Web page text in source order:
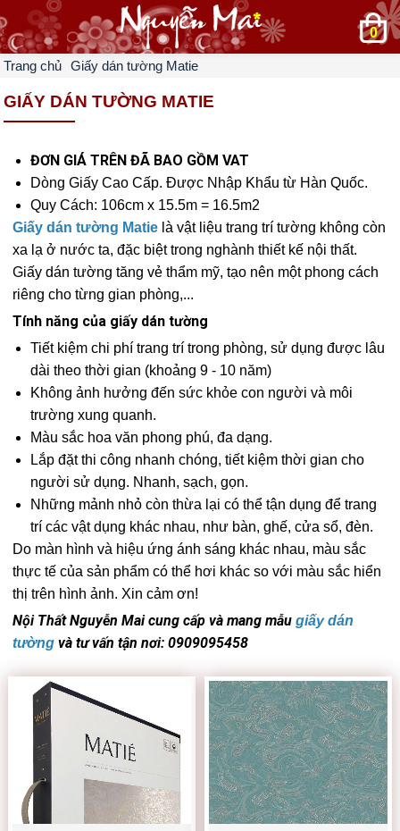
0
Trang chủ Giấy dán tường Matie
GIẤY DÁN TƯỜNG MATIE
ĐƠN GIÁ TRÊN ĐÃ BAO GỒM VAT
Dòng Giấy Cao Cấp. Được Nhập Khẩu từ Hàn Quốc.
Quy Cách: 106cm x 15.5m = 16.5m2
Giấy dán tường Matie là vật liệu trang trí tường không còn
xa lạ ở nước ta, đặc biệt trong nghành thiết kế nội thất.
Giấy dán tường tăng vẻ thẩm mỹ, tạo nên một phong cách
riêng cho từng gian phòng,...
Tính năng của giấy dán tường
Tiết kiệm chi phí trang trí trong phòng, sử dụng được lâu
dài theo thời gian (khoảng 9 - 10 năm)
Không ảnh hưởng đến sức khỏe con người và môi
trường xung quanh.
Màu sắc hoa văn phong phú, đa dạng.
Lắp đặt thi công nhanh chóng, tiết kiệm thời gian cho
người sử dụng. Nhanh, sạch, gọn.
Những mảnh nhỏ còn thừa lại có thể tận dụng để trang
trí các vật dụng khác nhau, như bàn, ghế, cửa sổ, đèn.
Do màn hình và hiệu ứng ánh sáng khác nhau, màu sắc
thực tế của sản phẩm có thể hơi khác so với màu sắc hiển
thị trên hình ảnh. Xin cảm ơn!
Nội Thất Nguyễn Mai cung cấp và mang mẫugiấy dán
tường và tư vấn tận nơi: 0909095458